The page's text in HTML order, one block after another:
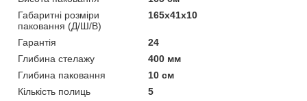
Габаритні розміри
паковання (Д/Ш/В)
165х41х10
Гарантія
24
Глибина стелажу
400 мм
Глибина паковання
10 см
Кількість полиць
5